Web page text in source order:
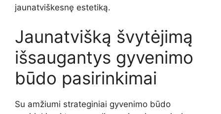
jaunatviškesnę estetiką.
Jaunatvišką švytėjimą
išsaugantys gyvenimo
būdo pasirinkimai
Su amžiumi strateginiai gyvenimo būdo